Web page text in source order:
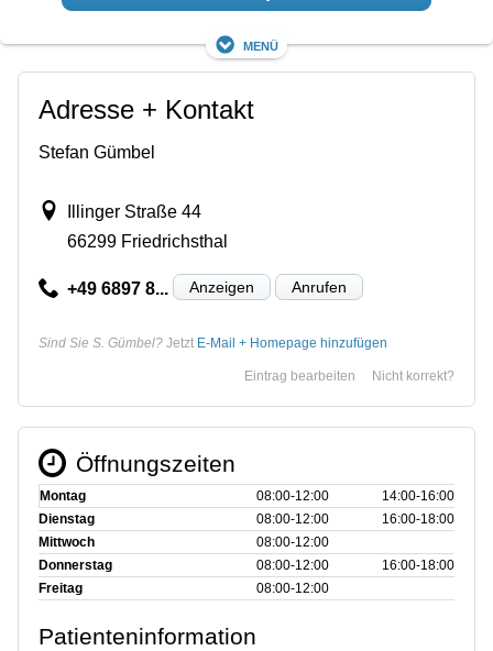
Menü
Adresse + Kontakt
Stefan Gümbel
Illinger Straße 44
66299 Friedrichsthal
+49 6897 8... Anzeigen Anrufen
Sind Sie S. Gümbel? Jetzt E-Mail + Homepage hinzufügen
Nicht korrekt?
Eintrag bearbeiten
Öffnungszeiten
Montag 08:00‑12:00
14:00‑16:00
Dienstag
08:00‑12:00
16:00‑18:00
Mittwoch
08:00‑12:00
Donnerstag
08:00‑12:00
16:00‑18:00
Freitag
08:00‑12:00
Patienteninformation